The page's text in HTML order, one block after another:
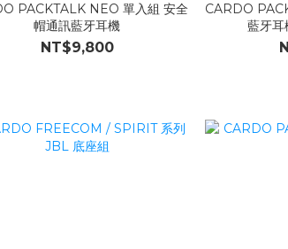
PACKTALK NEO 單入組 安全
帽通訊藍牙耳機
NT$9,800
CARDO
藍牙耳